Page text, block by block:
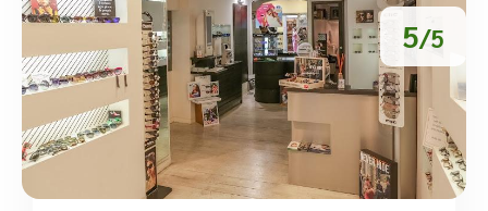
5/5